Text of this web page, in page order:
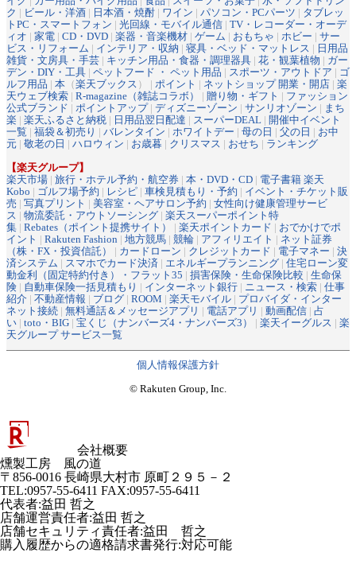
ク | ビール・洋酒 | 日本酒・焼酎 | ワイン | パソコン・PCパーツ | タブレッ
トPC・スマートフォン | 光回線・モバイル通信 | TV・レコーダー・オーデ
ィオ | 家電 | CD・DVD | 楽器・音楽機材 | ゲーム | おもちゃ | ホビー | サー
ビス・リフォーム | インテリア・収納 | 寝具・ベッド・マットレス | 日用品
雑貨・文房具・手芸 | キッチン用品・食器・調理器具 | 花・観葉植物 | ガー
デン・DIY・工具 | ペットフード ・ ペット用品 | スポーツ・アウトドア | ゴ
ルフ用品 | 本 （楽天ブックス ） | ポイント | ネットショップ 開業・開店 | 楽
天ウェブ検索 | R-magazine（雑誌コラボ） | 贈り物・ギフト | ファッション
公式ブランド | ポイントアップ| ディズニーゾーン | サンリオゾーン | まち
楽 | 楽天ふるさと納税 | 日用品翌日配達 | スーパーDEAL | 開催中イベント
一覧 | 福袋＆初売り | バレンタイン | ホワイトデー | 母の日 | 父の日 | お中
元 | 敬老の日 | ハロウィン | お歳暮 | クリスマス | おせち | ランキング
【楽天グループ】
楽天市場 | 旅行・ホテル予約・航空券 | 本・DVD・CD | 電子書籍 楽天
Kobo | ゴルフ場予約 | レシピ | 車検見積もり・予約 | イベント・チケット販
売 | 写真プリント | 美容室・ヘアサロン予約 | 女性向け健康管理サービ
ス | 物流委託・アウトソーシング | 楽天スーパーポイント特
集 | Rebates（ポイント提携サイト） | 楽天ポイントカード | おでかけでポ
イント | Rakuten Fashion | 地方競馬 | 競輪 | アフィリエイト | ネット証券
（株・FX・投資信託）
| カードローン | クレジットカード | 電子マネー | 決
済システム | スマホでカード決済 | エネルギープランニング | 住宅ローン変
動金利（固定特約付き）・フラット35 | 損害保険・生命保険比較 | 生命保
険 | 自動車保険一括見積もり | インターネット銀行 | ニュース・検索 | 仕事
紹介 | 不動産情報 | ブログ | ROOM | 楽天モバイル | プロバイダ・インター
ネット接続 | 無料通話＆メッセージアプリ | 電話アプリ | 動画配信 | 占
い | toto・BIG | 宝くじ（ナンバーズ4・ナンバーズ3） | 楽天イーグルス | 楽
天グループ サービス一覧
個人情報保護方針
© Rakuten Group, Inc.
会社概要
燻製工房 風の道
〒856-0016 長崎県大村市 原町２９５－２
TEL:0957-55-6411 FAX:0957-55-6411
代表者:益田 哲之
店舗運営責任者:益田 哲之
店舗セキュリティ責任者:益田 哲之
購入履歴からの適格請求書発行:対応可能